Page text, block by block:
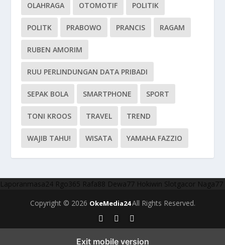
OLAHRAGA OTOMOTIF POLITIK
POLITK PRABOWO PRANCIS RAGAM
RUBEN AMORIM
RUU PERLINDUNGAN DATA PRIBADI
SEPAK BOLA SMARTPHONE SPORT
TONI KROOS TRAVEL TREND
WAJIB TAHU! WISATA YAMAHA FAZZIO
Laporanmasa24 Rgo365 Rafa88 Dewa77 Hokiwin Slotgacor Naga77
Copyright © 2026 OkeMedia24All Rights Reserved.
Exit mobile version